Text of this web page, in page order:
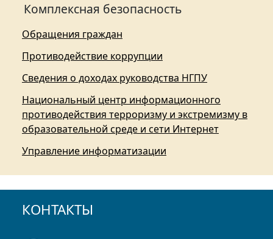
Комплексная безопасность
Обращения граждан
Противодействие коррупции
Сведения о доходах руководства НГПУ
Национальный центр информационного
противодействия терроризму и экстремизму в
образовательной среде и сети Интернет
Управление информатизации
КОНТАКТЫ